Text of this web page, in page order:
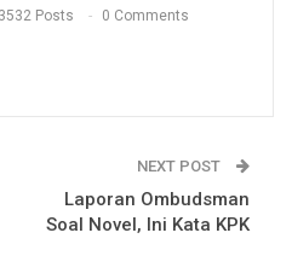
Posts 0 Comments
NEXT POST
Laporan Ombudsman
Soal Novel, Ini Kata KPK